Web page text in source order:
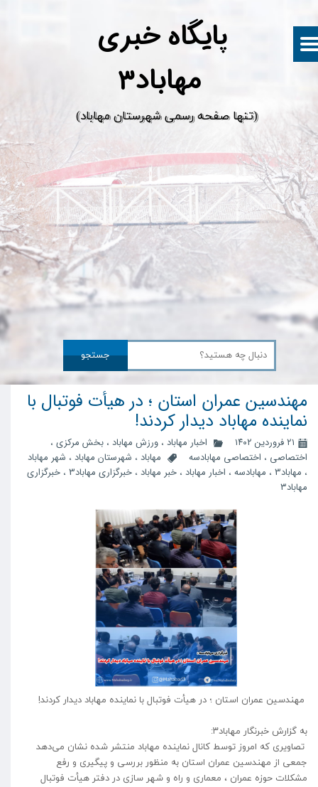
پایگاه خبری
​(تنها صفحه رسمی شهرستان مهاباد)
جستجو
مهندسین عمران استان ؛ در هیأت فوتبال با
نماینده مهاباد دیدار کردند!
۲۱ فروردین ۱۴۰۲ اخبار مهاباد ، ورزش مهاباد ، بخش مرکزی ،
اختصاصی ، اختصاصی مهابادسه مهاباد ، شهرستان مهاباد ، شهر مهاباد
، مهاباد3 ، مهابادسه ، اخبار مهاباد ، خبر مهاباد ، خبرگزاری مهاباد3 ، خبرگزاری
مهاباد۳
مهندسین عمران استان ؛ در هیأت فوتبال با نماینده مهاباد دیدار کردند!
به گزارش خبرنگار مهاباد۳:
تصاویری که امروز توسط کانال نماینده مهاباد منتشر شده نشان می‌دهد
جمعی از مهندسین عمران استان به منظور بررسی و پیگیری و رفع
مشکلات حوزه عمران ، معماری و راه و شهر سازی در دفتر هیأت فوتبال